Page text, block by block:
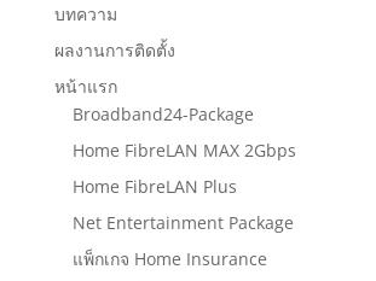
บทความ
ผลงานการติดตั้ง
หน้าแรก
Broadband24-Package
Home FibreLAN MAX 2Gbps
Home FibreLAN Plus
Net Entertainment Package
แพ็กเกจ Home Insurance